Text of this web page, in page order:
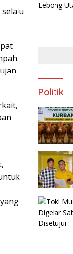
selalu
Politik